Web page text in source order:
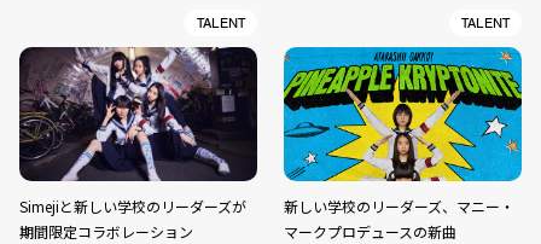
TALENT
Simejiと新しい学校のリーダーズが
期間限定コラボレーション
TALENT
新しい学校のリーダーズ、マニー・
マークプロデュースの新曲